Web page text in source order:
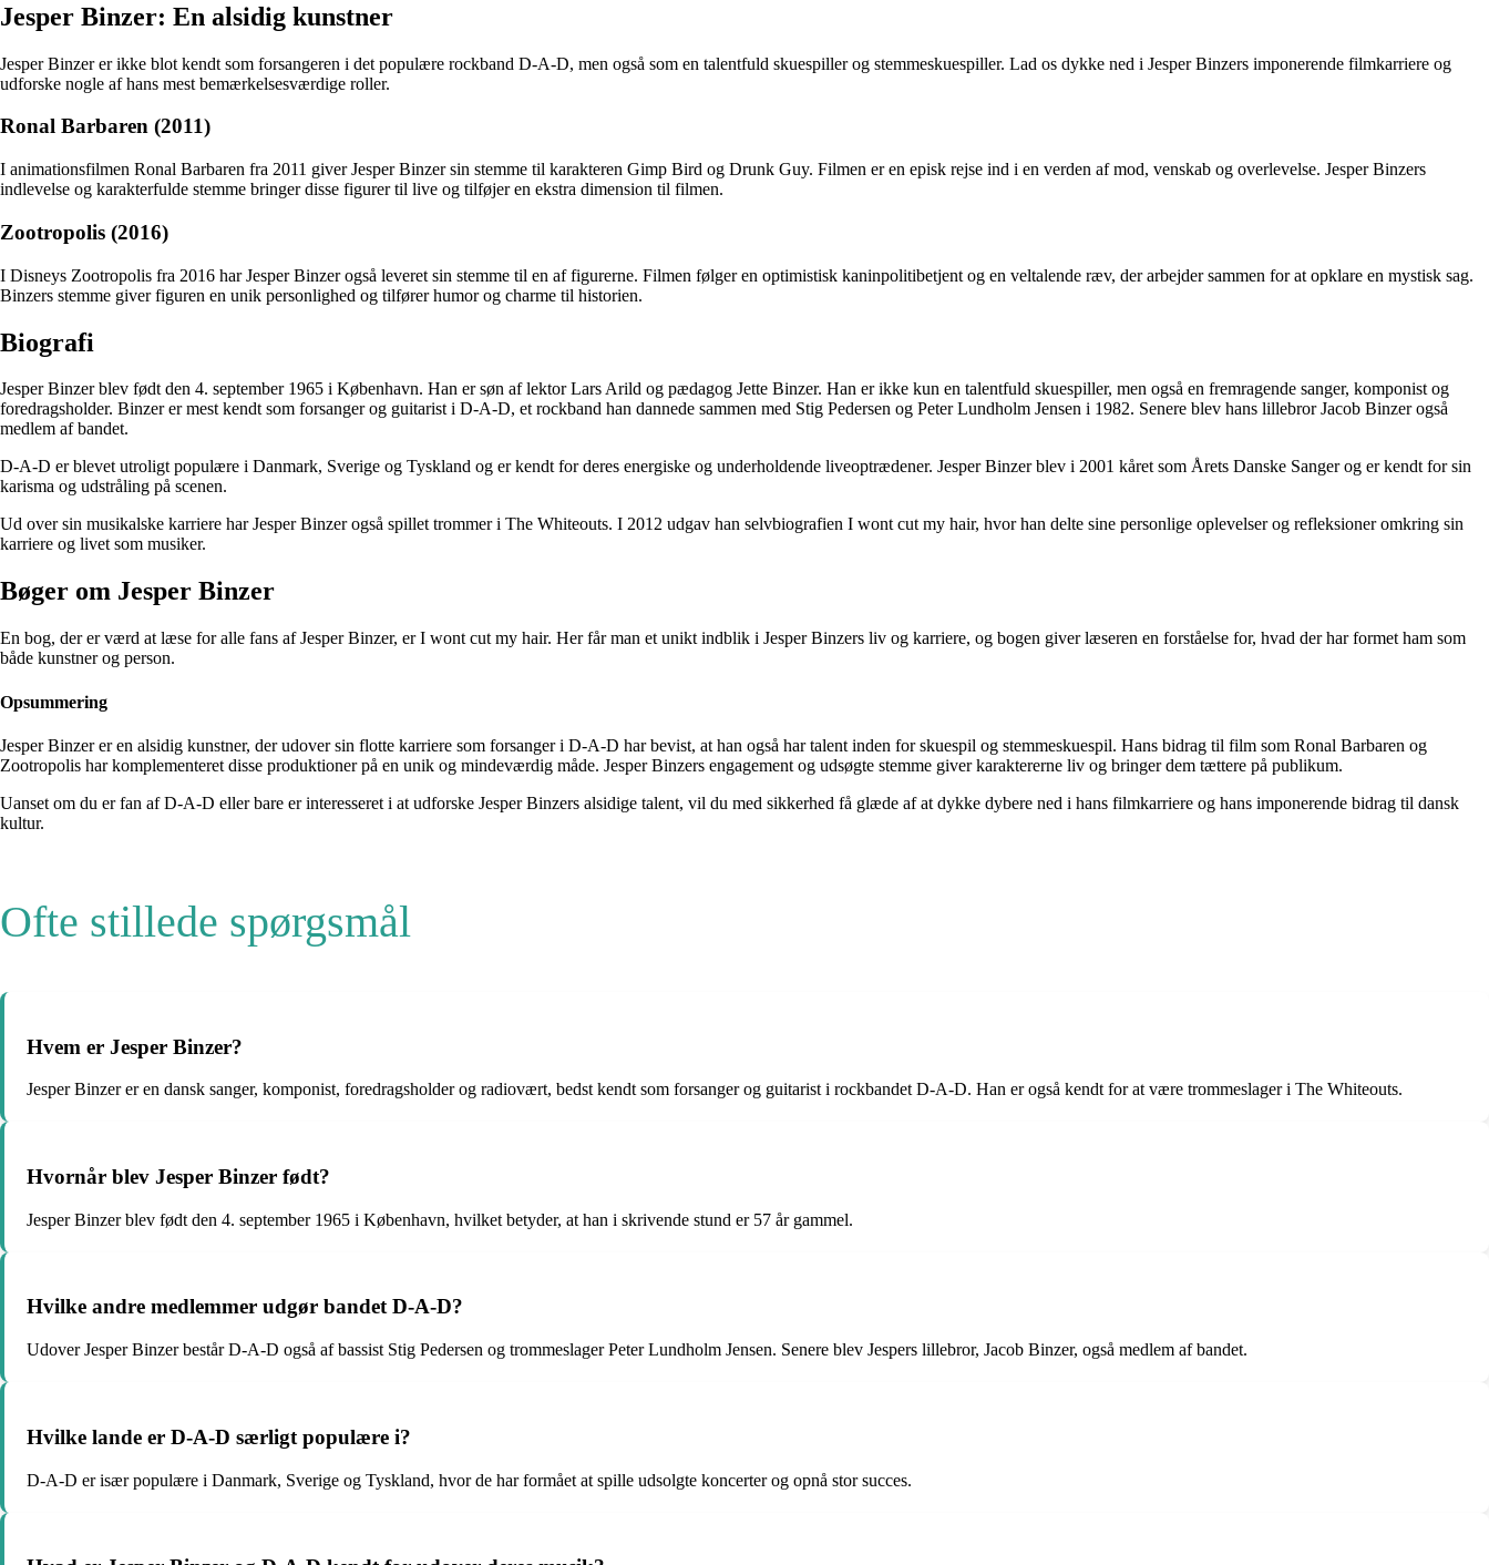
Jesper Binzer: En alsidig kunstner
Jesper Binzer er ikke blot kendt som forsangeren i det populære rockband D-A-D, men også som en talentfuld skuespiller og stemmeskuespiller. Lad os dykke ned i Jesper Binzers imponerende filmkarriere og
udforske nogle af hans mest bemærkelsesværdige roller.
Ronal Barbaren (2011)
I animationsfilmen Ronal Barbaren fra 2011 giver Jesper Binzer sin stemme til karakteren Gimp Bird og Drunk Guy. Filmen er en episk rejse ind i en verden af mod, venskab og overlevelse. Jesper Binzers
indlevelse og karakterfulde stemme bringer disse figurer til live og tilføjer en ekstra dimension til filmen.
Zootropolis (2016)
I Disneys Zootropolis fra 2016 har Jesper Binzer også leveret sin stemme til en af ​​figurerne. Filmen følger en optimistisk kaninpolitibetjent og en veltalende ræv, der arbejder sammen for at opklare en mystisk sag.
Binzers stemme giver figuren en unik personlighed og tilfører humor og charme til historien.
Biografi
Jesper Binzer blev født den 4. september 1965 i København. Han er søn af lektor Lars Arild og pædagog Jette Binzer. Han er ikke kun en talentfuld skuespiller, men også en fremragende sanger, komponist og
foredragsholder. Binzer er mest kendt som forsanger og guitarist i D-A-D, et rockband han dannede sammen med Stig Pedersen og Peter Lundholm Jensen i 1982. Senere blev hans lillebror Jacob Binzer også
medlem af bandet.
D-A-D er blevet utroligt populære i Danmark, Sverige og Tyskland og er kendt for deres energiske og underholdende liveoptrædener. Jesper Binzer blev i 2001 kåret som Årets Danske Sanger og er kendt for sin
karisma og udstråling på scenen.
Ud over sin musikalske karriere har Jesper Binzer også spillet trommer i The Whiteouts. I 2012 udgav han selvbiografien I wont cut my hair, hvor han delte sine personlige oplevelser og refleksioner omkring sin
karriere og livet som musiker.
Bøger om Jesper Binzer
En bog, der er værd at læse for alle fans af Jesper Binzer, er I wont cut my hair. Her får man et unikt indblik i Jesper Binzers liv og karriere, og bogen giver læseren en forståelse for, hvad der har formet ham som
både kunstner og person.
Opsummering
Jesper Binzer er en alsidig kunstner, der udover sin flotte karriere som forsanger i D-A-D har bevist, at han også har talent inden for skuespil og stemmeskuespil. Hans bidrag til film som Ronal Barbaren og
Zootropolis har komplementeret disse produktioner på en unik og mindeværdig måde. Jesper Binzers engagement og udsøgte stemme giver karaktererne liv og bringer dem tættere på publikum.
Uanset om du er fan af D-A-D eller bare er interesseret i at udforske Jesper Binzers alsidige talent, vil du med sikkerhed få glæde af at dykke dybere ned i hans filmkarriere og hans imponerende bidrag til dansk
kultur.
Ofte stillede spørgsmål
Hvem er Jesper Binzer?
Jesper Binzer er en dansk sanger, komponist, foredragsholder og radiovært, bedst kendt som forsanger og guitarist i rockbandet D-A-D. Han er også kendt for at være trommeslager i The Whiteouts.
Hvornår blev Jesper Binzer født?
Jesper Binzer blev født den 4. september 1965 i København, hvilket betyder, at han i skrivende stund er 57 år gammel.
Hvilke andre medlemmer udgør bandet D-A-D?
Udover Jesper Binzer består D-A-D også af bassist Stig Pedersen og trommeslager Peter Lundholm Jensen. Senere blev Jespers lillebror, Jacob Binzer, også medlem af bandet.
Hvilke lande er D-A-D særligt populære i?
D-A-D er især populære i Danmark, Sverige og Tyskland, hvor de har formået at spille udsolgte koncerter og opnå stor succes.